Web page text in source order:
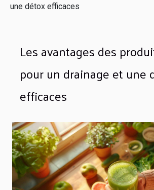
une détox efficaces
Les avantages des
pour un drainage et une
efficaces